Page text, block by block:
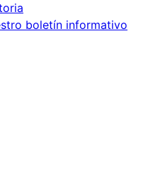
boletín informativo